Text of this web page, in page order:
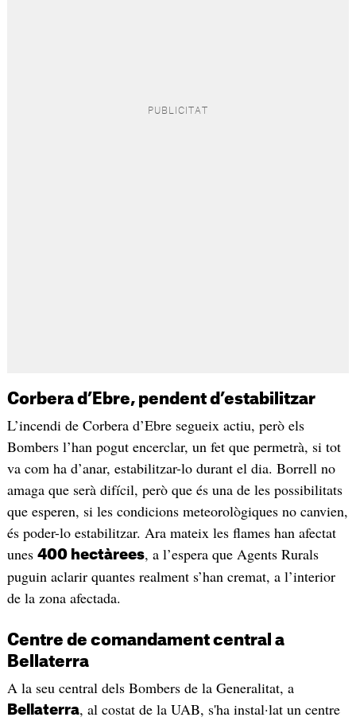
Corbera d’Ebre, pendent d’estabilitzar
L’incendi de Corbera d’Ebre segueix actiu, però els
Bombers l’han pogut encerclar, un fet que permetrà, si tot
va com ha d’anar, estabilitzar-lo durant el dia. Borrell no
amaga que serà difícil, però que és una de les possibilitats
que esperen, si les condicions meteorològiques no canvien,
és poder-lo estabilitzar. Ara mateix les flames han afectat
unes 400 hectàrees, a l’espera que Agents Rurals
puguin aclarir quantes realment s’han cremat, a l’interior
de la zona afectada.
Centre de comandament central a
Bellaterra
A la seu central dels Bombers de la Generalitat, a
Bellaterra, al costat de la UAB, s'ha instal·lat un centre